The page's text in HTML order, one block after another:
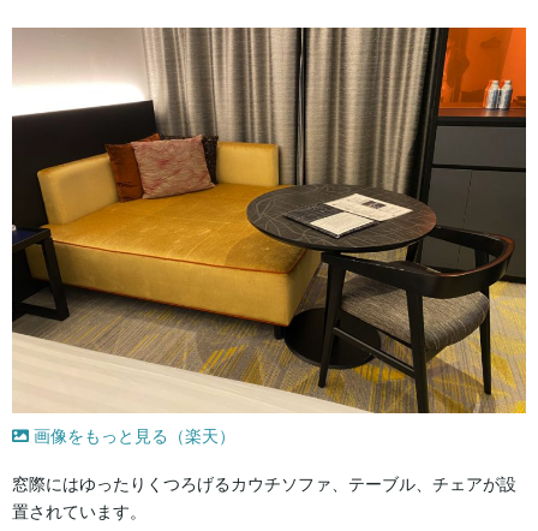
画像をもっと見る（楽天）
窓際にはゆったりくつろげるカウチソファ、テーブル、チェアが設
置されています。